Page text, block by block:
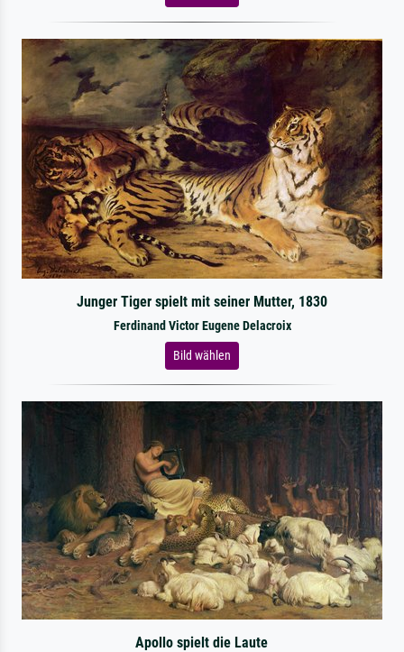
Junger Tiger spielt mit seiner Mutter, 1830
Ferdinand Victor Eugene Delacroix
Bild wählen
Apollo spielt die Laute